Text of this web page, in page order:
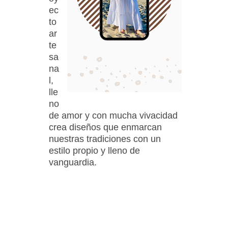
ec
to
ar
te
sa
na
l,
lle
no
de amor y con mucha vivacidad
crea diseños que enmarcan
nuestras tradiciones con un
estilo propio y lleno de
vanguardia.